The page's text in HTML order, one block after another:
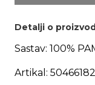
Detalji o
Sastav: 100%
Artikal: